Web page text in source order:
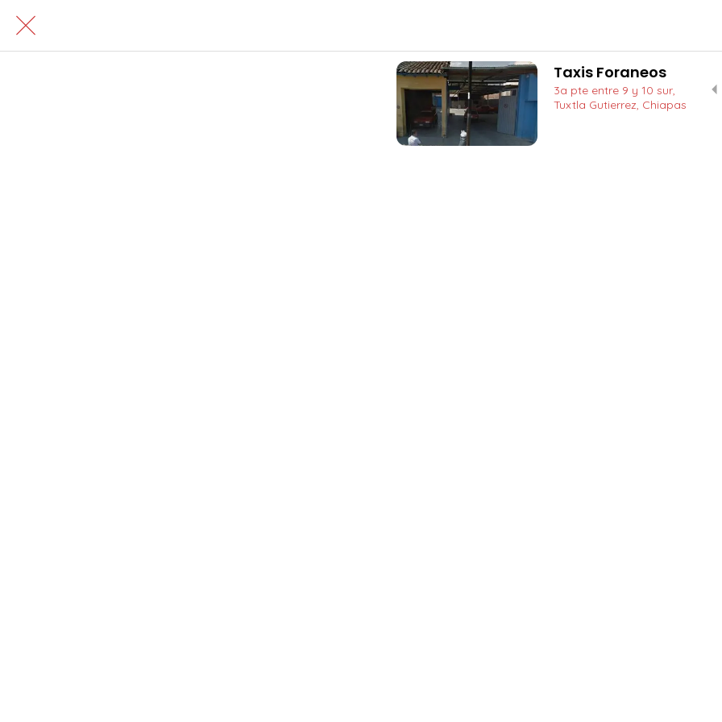
Taxis Foraneos
3a pte entre 9 y 10 sur,
Tuxtla Gutierrez, Chiapas